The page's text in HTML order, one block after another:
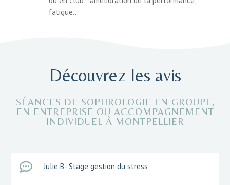
fatigue…
Découvrez les avis
SÉANCES DE SOPHROLOGIE EN GROUPE,
EN ENTREPRISE OU ACCOMPAGNEMENT
INDIVIDUEL À MONTPELLIER
 Julie B- Stage gestion du stress